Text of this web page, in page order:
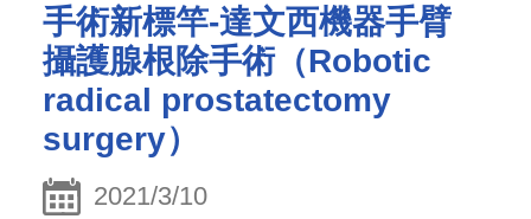
手術新標竿-達文西機器手臂
攝護腺根除手術（Robotic
radical prostatectomy
surgery）
2021/3/10